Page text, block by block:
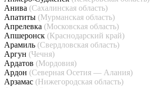
Анива (Сахалинская область)
Апатиты (Мурманская область)
Апрелевка (Московская область)
Апшеронск (Краснодарский край)
Арамиль (Свердловская область)
Аргун (Чечня)
Ардатов (Мордовия)
Ардон (Северная Осетия — Алания)
Арзамас (Нижегородская область)